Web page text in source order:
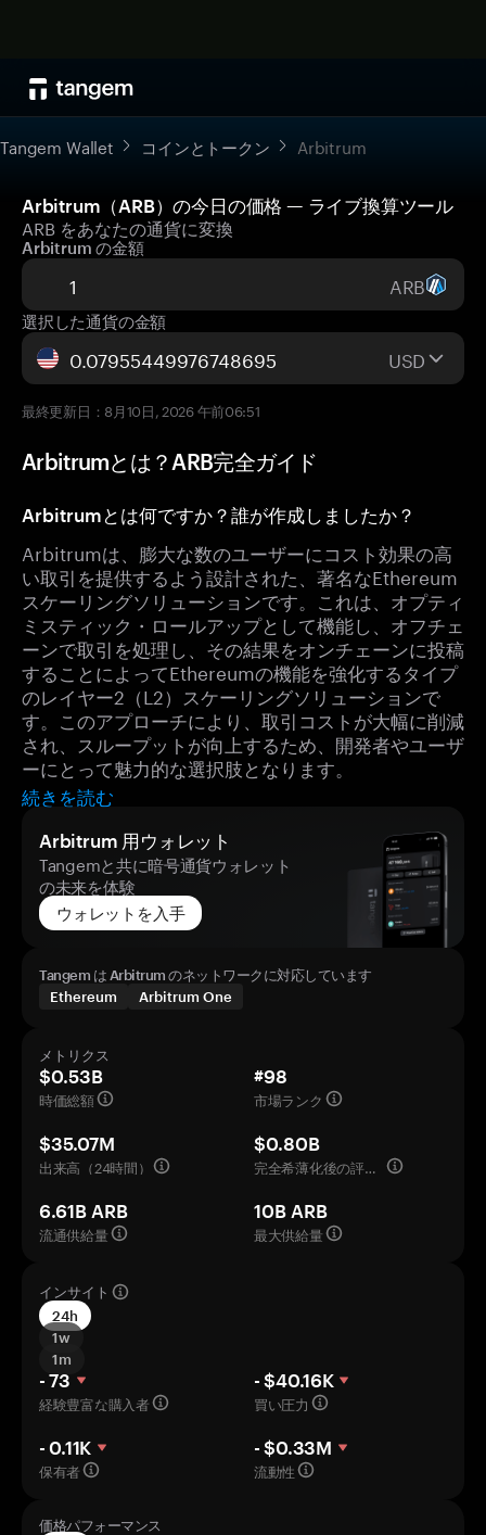
Tangem Wallet コインとトークン Arbitrum
Arbitrum（ARB）の今日の価格 — ライブ換算ツール
ARB をあなたの通貨に変換
Arbitrum の金額
ARB
選択した通貨の金額
USD
最終更新日：8月10日, 2026 午前06:51
Arbitrumとは？ARB完全ガイド
Arbitrumとは何ですか？誰が作成しましたか？
Arbitrumは、膨大な数のユーザーにコスト効果の高
い取引を提供するよう設計された、著名なEthereum
スケーリングソリューションです。これは、オプティ
ミスティック・ロールアップとして機能し、オフチェ
ーンで取引を処理し、その結果をオンチェーンに投稿
することによってEthereumの機能を強化するタイプ
のレイヤー2（L2）スケーリングソリューションで
す。このアプローチにより、取引コストが大幅に削減
され、スループットが向上するため、開発者やユーザ
ーにとって魅力的な選択肢となります。
続きを読む
Arbitrum 用ウォレット
Tangemと共に暗号通貨ウォレット
の未来を体験
ウォレットを入手
Tangem は Arbitrum のネットワークに対応しています
Ethereum
Arbitrum One
メトリクス
$0.53B
時価総額
#98
市場ランク
$35.07M
出来高（24時間）
$0.80B
完全希薄化後の評価額
6.61B ARB
流通供給量
10B ARB
最大供給量
インサイト
24h
1w
1m
- 73
経験豊富な購入者
- $40.16K
買い圧力
- 0.11K
保有者
- $0.33M
流動性
価格パフォーマンス